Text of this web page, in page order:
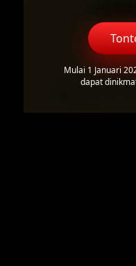
Mulai 1 Januari
dapat